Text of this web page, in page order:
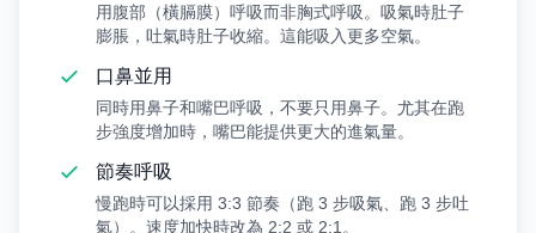
用腹部（橫膈膜）呼吸而非胸式呼吸。吸氣時肚子
膨脹，吐氣時肚子收縮。這能吸入更多空氣。
口鼻並用
同時用鼻子和嘴巴呼吸，不要只用鼻子。尤其在跑
步強度增加時，嘴巴能提供更大的進氣量。
節奏呼吸
慢跑時可以採用 3:3 節奏（跑 3 步吸氣、跑 3 步吐
氣）。速度加快時改為 2:2 或 2:1。